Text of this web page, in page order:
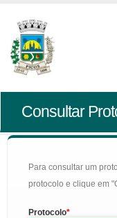
Consultar
Para consultar um
protocolo e clique em
Protocolo